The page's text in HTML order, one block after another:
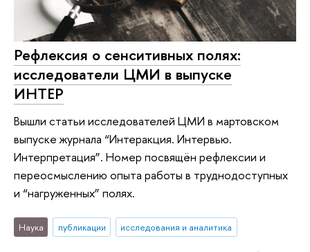
Рефлексия о сенcитивных полях:
исследователи ЦМИ в выпуске
ИНТЕР
Вышли статьи исследователей ЦМИ в мартовском
выпуске журнала “Интеракция. Интервью.
Интерпретация”. Номер посвящён рефлексии и
переосмыслению опыта работы в труднодоступных
и “нагруженных” полях.
Наука публикации исследования и аналитика